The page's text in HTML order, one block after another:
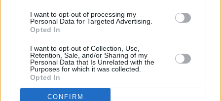
I want to opt-out of processing my
Personal Data for Targeted Advertising.
Opted In
I want to opt-out of Collection, Use,
Retention, Sale, and/or Sharing of my
Personal Data that Is Unrelated with the
Purposes for which it was collected.
Opted In
CONFIRM
Zwierzęta
Oto 4 najczęstsze błędy podczas
spaceru z psem. Unikaj ich dla dobra
pupila